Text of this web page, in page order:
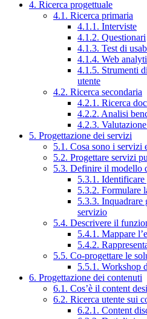
4. Ricerca progettuale
4.1. Ricerca primaria
4.1.1. Interviste
4.1.2. Questionari
4.1.3. Test di
4.1.4. Web
4.1.5. Strumenti
utente
4.2. Ricerca secondaria
4.2.1. Ricerca
4.2.2. Analisi
4.2.3.
5. Progettazione dei servizi
5.1. Cosa sono i servizi
5.2. Progettare servizi
5.3. Definire il modello
5.3.1.
5.3.2. Formulare
5.3.3.
servizio
5.4. Descrivere il
5.4.1. Mappare
5.4.2.
5.5. Co-progettare le
5.5.1. Workshop
6. Progettazione dei contenuti
6.1. Cos’è il content
6.2. Ricerca utente sui
6.2.1. Content